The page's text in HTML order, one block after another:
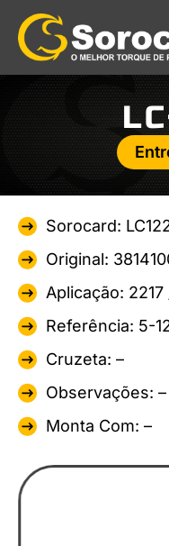
Sorocard:
Original:
Aplicação:
Referência: 5-
Cruzeta: –
Observações: –
Monta Com: –